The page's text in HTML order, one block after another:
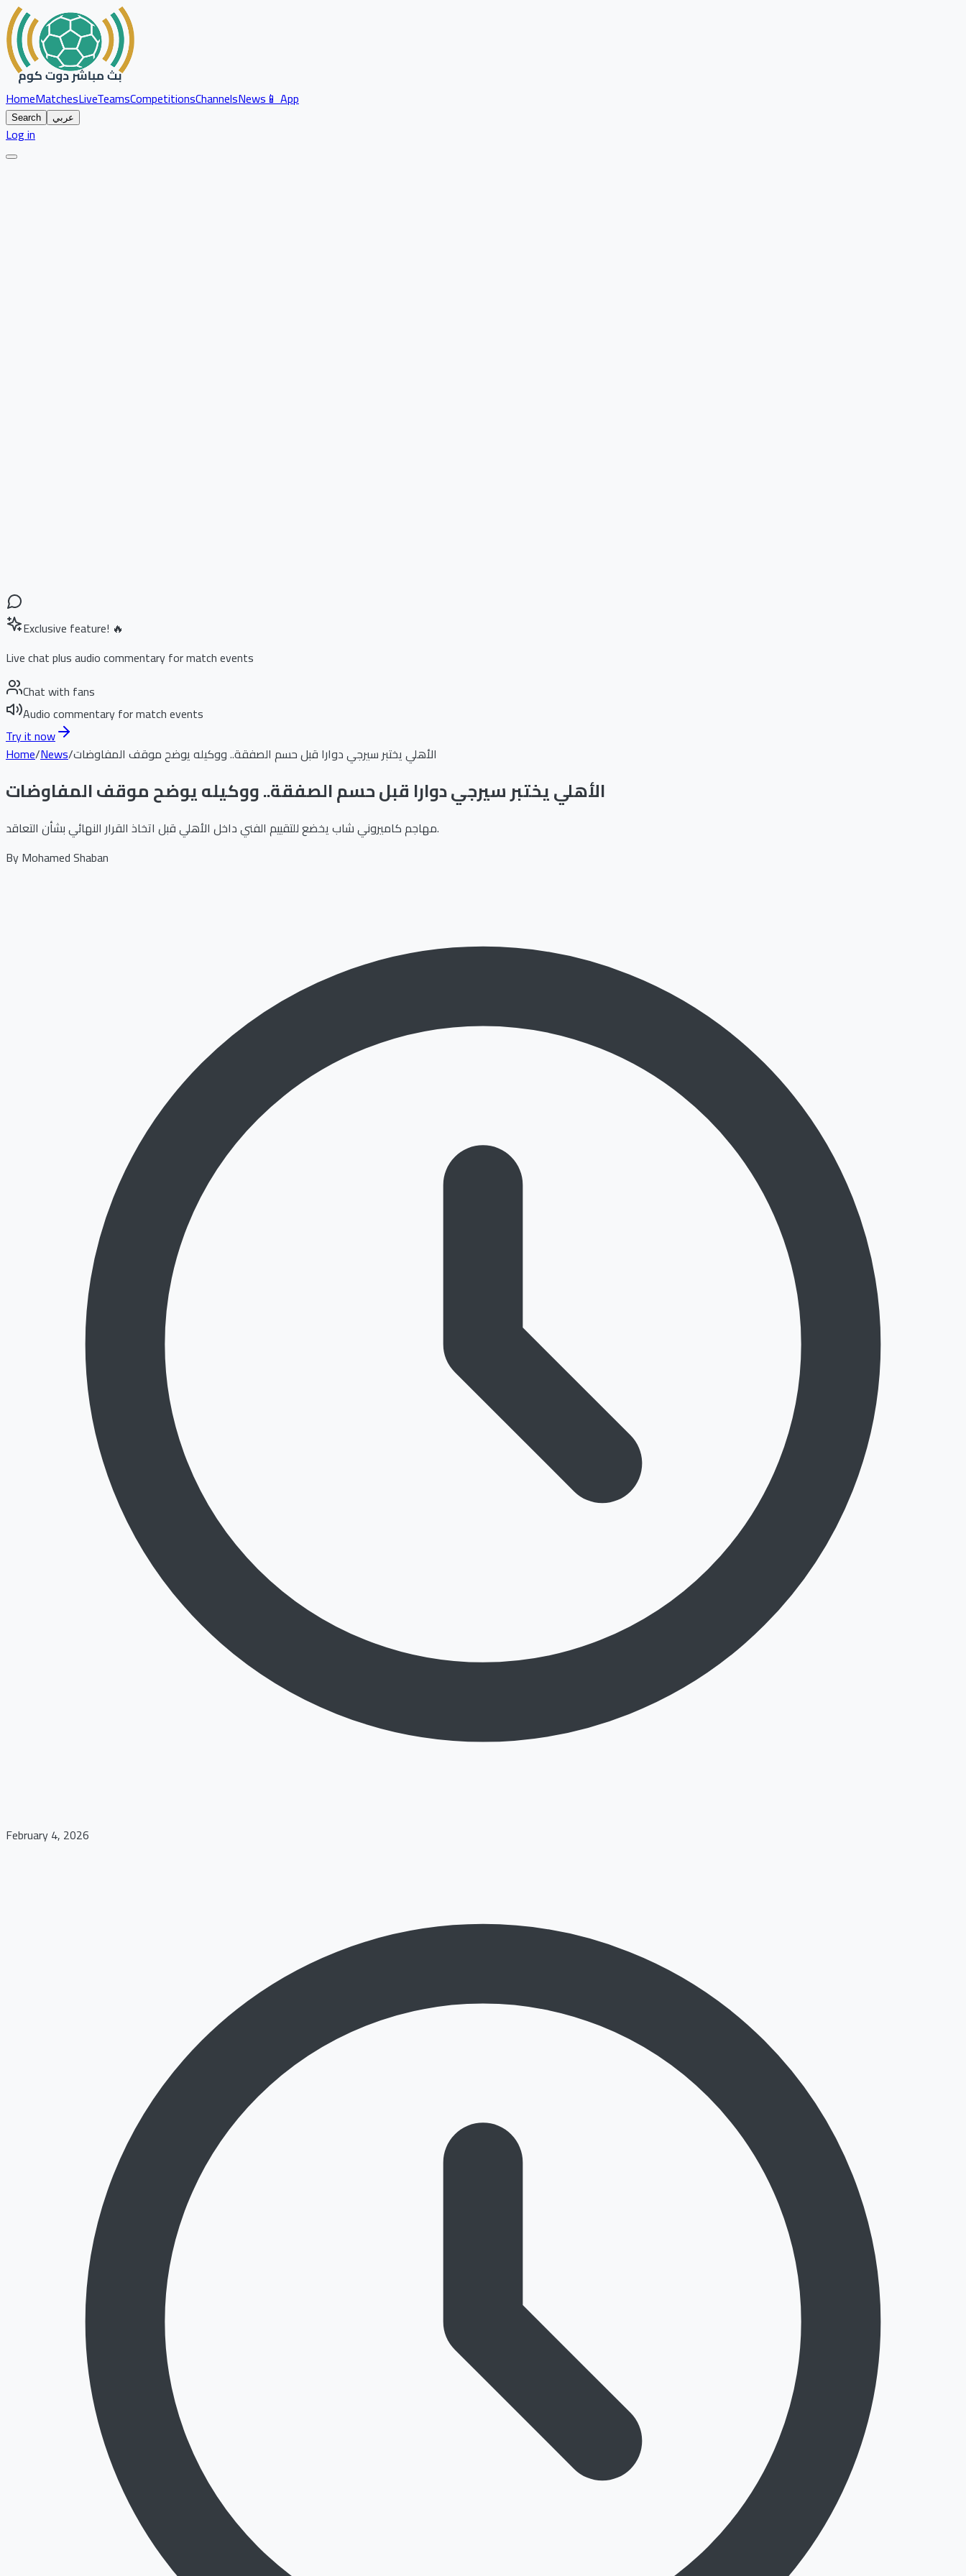
HomeMatchesLiveTeamsCompetitionsChannelsNews📱 App
Search عربي
Log in
Exclusive feature! 🔥
Live chat plus audio commentary for match events
Chat with fans
Audio commentary for match events
Try it now
Home/News/الأهلي يختبر سيرجي دوارا قبل حسم الصفقة.. ووكيله يوضح موقف المفاوضات
الأهلي يختبر سيرجي دوارا قبل حسم الصفقة.. ووكيله يوضح موقف المفاوضات
مهاجم كاميروني شاب يخضع للتقييم الفني داخل الأهلي قبل اتخاذ القرار النهائي بشأن التعاقد.
ByMohamed Shaban
February 4, 2026